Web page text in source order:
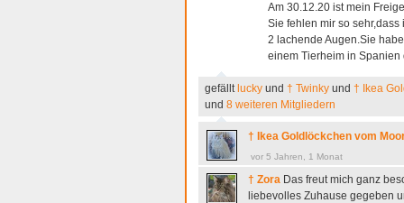
Am 30.12.20 ist mein
Sie fehlen mir so
2 lachende Augen.Sie
einem Tierheim in
gefällt lucky und † Twinky und † Ikea
und 8 weiteren Mitgliedern
† Ikea Goldlöckchen vom
vor 5 Jahren, 1 Monat
† Zora Das freut mich ganz
liebevolles Zuhause gegeben